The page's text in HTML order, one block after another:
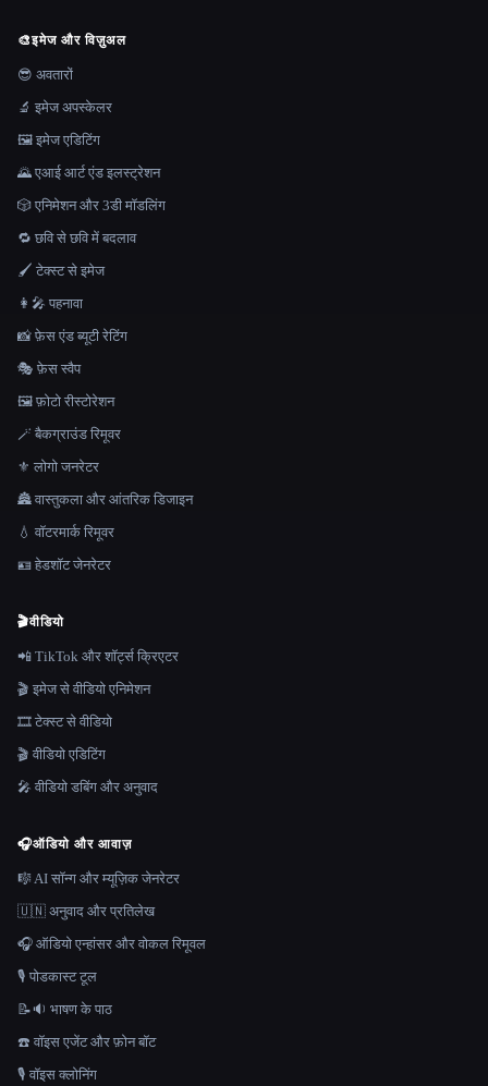
🎨इमेज और विज़ुअल
😎 अवतारों
🔬 इमेज अपस्केलर
🖼️ इमेज एडिटिंग
🌄 एआई आर्ट एंड इलस्ट्रेशन
🎲 एनिमेशन और 3डी मॉडलिंग
🔁 छवि से छवि में बदलाव
🖌️ टेक्स्ट से इमेज
👩‍🎤 पहनावा
📸 फ़ेस एंड ब्यूटी रेटिंग
🎭 फ़ेस स्वैप
🖼️ फ़ोटो रीस्टोरेशन
🪄 बैकग्राउंड रिमूवर
⚜️ लोगो जनरेटर
🏯 वास्तुकला और आंतरिक डिजाइन
💧 वॉटरमार्क रिमूवर
🪪 हेडशॉट जेनरेटर
🎬वीडियो
📲 TikTok और शॉर्ट्स क्रिएटर
🎬 इमेज से वीडियो एनिमेशन
🎞️ टेक्स्ट से वीडियो
🎬 वीडियो एडिटिंग
🎤 वीडियो डबिंग और अनुवाद
🎧ऑडियो और आवाज़
🎼 AI सॉन्ग और म्यूज़िक जेनरेटर
🇺🇳 अनुवाद और प्रतिलेख
🎧 ऑडियो एन्हांसर और वोकल रिमूवल
🎙️ पोडकास्ट टूल
📝🔉 भाषण के पाठ
☎️ वॉइस एजेंट और फ़ोन बॉट
🎙️ वॉइस क्लोनिंग